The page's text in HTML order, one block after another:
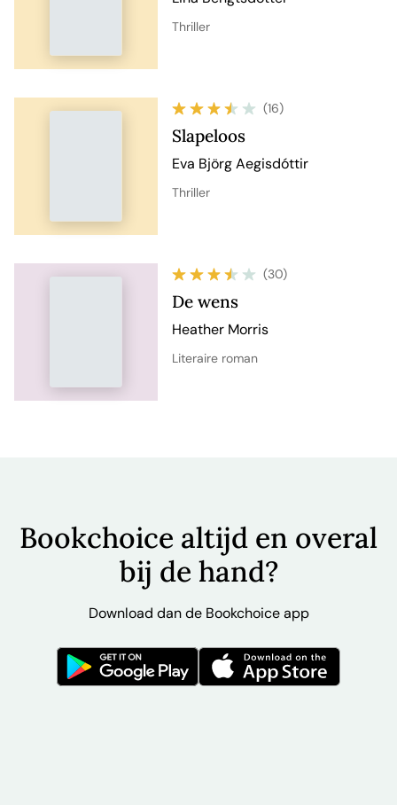
Thriller
(16)
Slapeloos
Eva Björg Aegisdóttir
Thriller
(30)
De wens
Heather Morris
Literaire roman
Bookchoice altijd en overal
bij de hand?
Download dan de Bookchoice app